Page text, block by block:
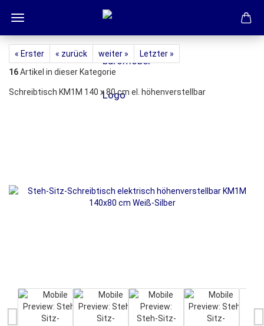
« Erster « zurück weiter »
Letzter »
16Artikel in dieser Kategorie
Schreibtisch KM1M 140 x 80 cm el. höhenverstellbar